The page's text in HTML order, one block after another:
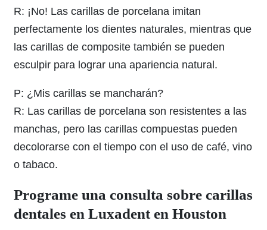
R: ¡No! Las carillas de porcelana imitan
perfectamente los dientes naturales, mientras que
las carillas de composite también se pueden
esculpir para lograr una apariencia natural.
P: ¿Mis carillas se mancharán?
R: Las carillas de porcelana son resistentes a las
manchas, pero las carillas compuestas pueden
decolorarse con el tiempo con el uso de café, vino
o tabaco.
Programe una consulta sobre carillas
dentales en Luxadent en Houston